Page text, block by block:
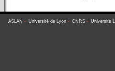
ASLAN - Université de Lyon- CNRS- Université